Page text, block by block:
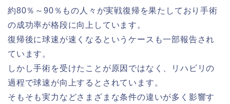
約80％～90％もの人々が実戦復帰を果たしており手術
の成功率が格段に向上しています。
復帰後に球速が速くなるというケースも一部報告され
ています。
しかし手術を受けたことが原因ではなく、リハビリの
過程で球速が向上するとされています。
そもそも実力などさまざまな条件の違いが多く影響す